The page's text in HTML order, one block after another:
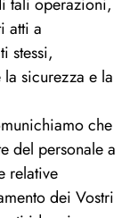
atti a
stessi,
sicurezza e la
che
del personale a
relative
dei Vostri